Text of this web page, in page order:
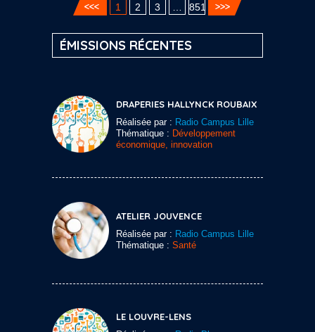
1 2 3 851
ÉMISSIONS RÉCENTES
DRAPERIES HALLYNCK ROUBAIX
Réalisée par : Radio Campus Lille
Thématique : Développement
économique, innovation
ATELIER JOUVENCE
Réalisée par : Radio Campus Lille
Thématique : Santé
LE LOUVRE-LENS